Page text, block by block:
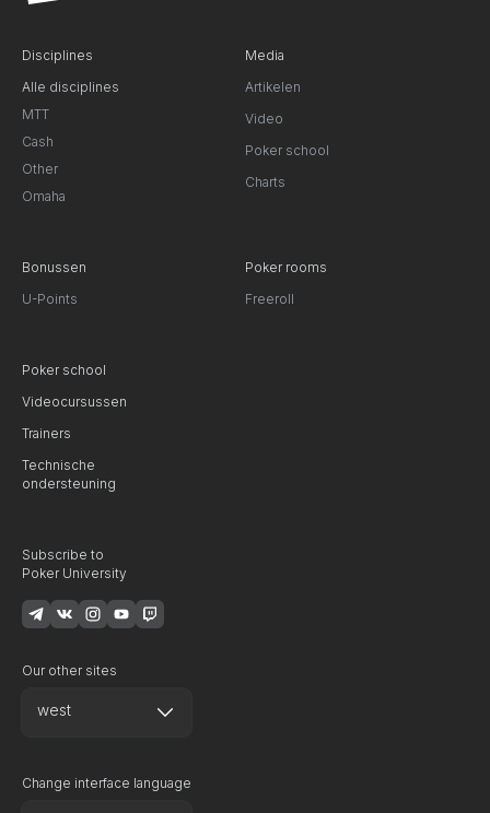
Disciplines
Alle disciplines
MTT
Cash
Other
Omaha
Media
Artikelen
Video
Poker school
Charts
Bonussen
U-Points
Poker rooms
Freeroll
Poker school
Videocursussen
Trainers
Technische
ondersteuning
Subscribe to
Poker University
Our other sites
west
Change interface language